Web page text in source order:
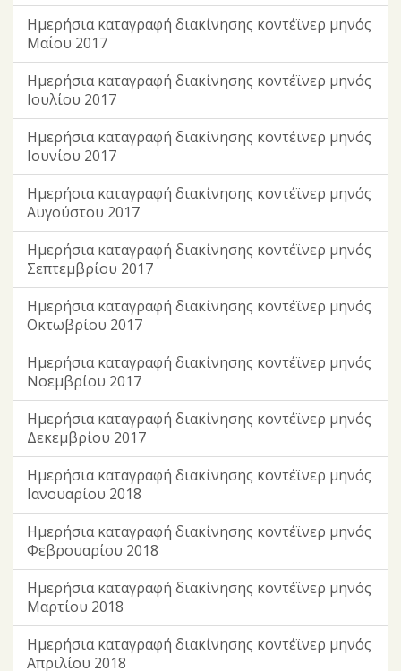
Ημερήσια καταγραφή διακίνησης κοντέϊνερ μηνός
Μαΐου 2017
Ημερήσια καταγραφή διακίνησης κοντέϊνερ μηνός
Ιουλίου 2017
Ημερήσια καταγραφή διακίνησης κοντέϊνερ μηνός
Ιουνίου 2017
Ημερήσια καταγραφή διακίνησης κοντέϊνερ μηνός
Αυγούστου 2017
Ημερήσια καταγραφή διακίνησης κοντέϊνερ μηνός
Σεπτεμβρίου 2017
Ημερήσια καταγραφή διακίνησης κοντέϊνερ μηνός
Οκτωβρίου 2017
Ημερήσια καταγραφή διακίνησης κοντέϊνερ μηνός
Νοεμβρίου 2017
Ημερήσια καταγραφή διακίνησης κοντέϊνερ μηνός
Δεκεμβρίου 2017
Ημερήσια καταγραφή διακίνησης κοντέϊνερ μηνός
Ιανουαρίου 2018
Ημερήσια καταγραφή διακίνησης κοντέϊνερ μηνός
Φεβρουαρίου 2018
Ημερήσια καταγραφή διακίνησης κοντέϊνερ μηνός
Μαρτίου 2018
Ημερήσια καταγραφή διακίνησης κοντέϊνερ μηνός
Απριλίου 2018